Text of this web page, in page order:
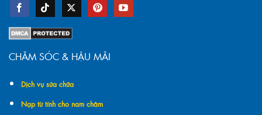
CHĂM SÓC & HẬU MÃI
Dịch vụ sửa chữa
Nạp từ tính cho nam châm